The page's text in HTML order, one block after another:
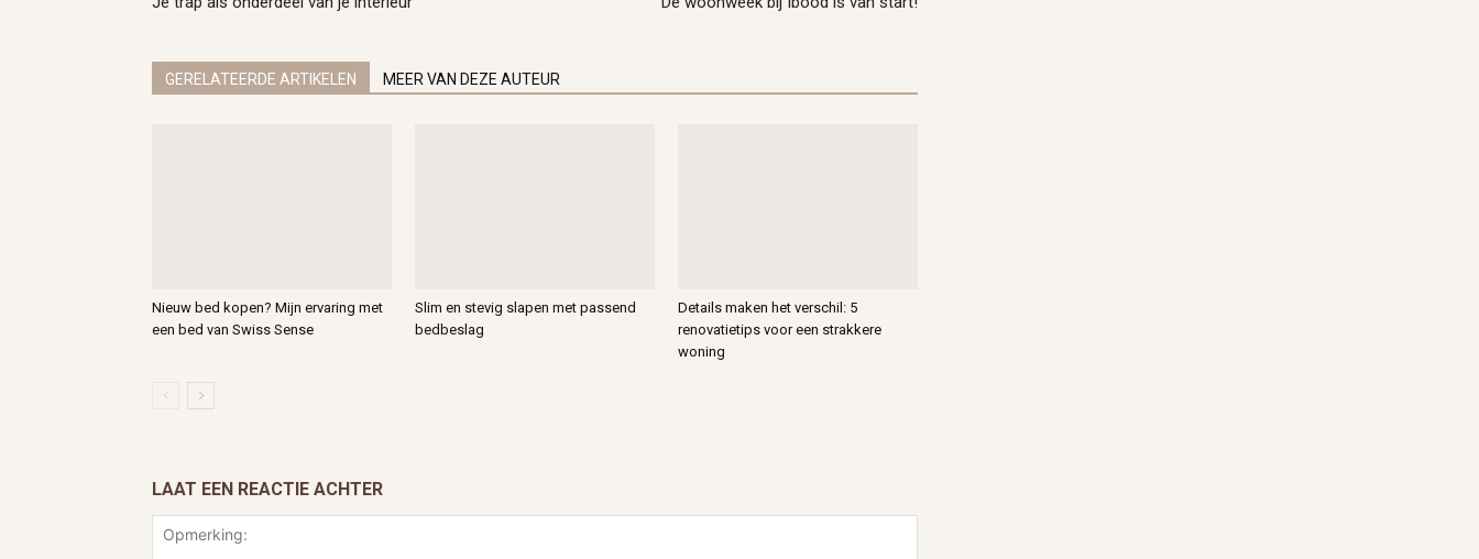
GERELATEERDE ARTIKELEN MEER VAN DEZE AUTEUR
Nieuw bed kopen? Mijn ervaring met
een bed van Swiss Sense
Slim en stevig slapen met passend
bedbeslag
Details maken het verschil: 5
renovatietips voor een strakkere
woning
LAAT EEN REACTIE ACHTER